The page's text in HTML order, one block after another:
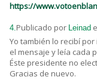
https://
4.Publicado por Leinad
Yo también lo recibí
el mensaje y leía cada
Éste presidente no
Gracias de nuevo.